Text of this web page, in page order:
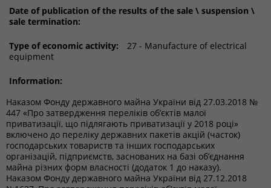
Date of publication of the results of the sale \ suspension \
sale termination:
Type of economic activity:
27 - Manufacture of electrical
equipment
Information:
Наказом Фонду державного майна України від 27.03.2018 №
447 «Про затвердження переліків об’єктів малої
приватизації, що підлягають приватизації у 2018 році»
включено до переліку державних пакетів акцій (часток)
господарських товариств та інших господарських
організацій, підприємств, заснованих на базі об’єднання
майна різних форм власності (додаток 1 до наказу).
Наказом Фонду державного майна України від 27.12.2018